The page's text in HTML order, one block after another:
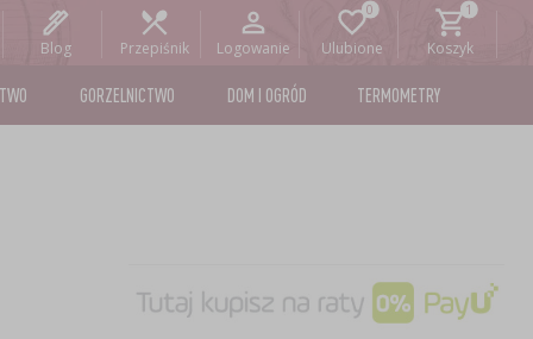
Blog Przepiśnik Logowanie Ulubione Koszyk
GORZELNICTWO DOM I OGRÓD TERMOMETRY